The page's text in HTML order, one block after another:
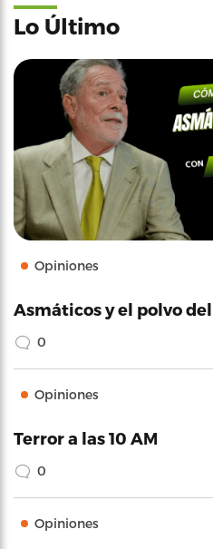
Lo Último
Opiniones
Asmáticos y el polvo
0
Opiniones
Terror a las 10 AM
0
Opiniones